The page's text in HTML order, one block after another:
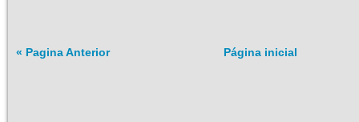
« Pagina Anterior Página inicial